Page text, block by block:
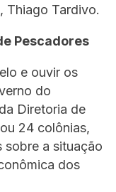
Thiago Tardivo.
Pescadores
e ouvir os
do
Diretoria de
24 colônias,
sobre a situação
dos